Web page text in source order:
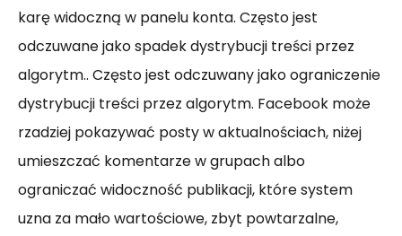
karę widoczną w panelu konta. Często jest
odczuwane jako spadek dystrybucji treści przez
algorytm.. Często jest odczuwany jako ograniczenie
dystrybucji treści przez algorytm. Facebook może
rzadziej pokazywać posty w aktualnościach, niżej
umieszczać komentarze w grupach albo
ograniczać widoczność publikacji, które system
uzna za mało wartościowe, zbyt powtarzalne,